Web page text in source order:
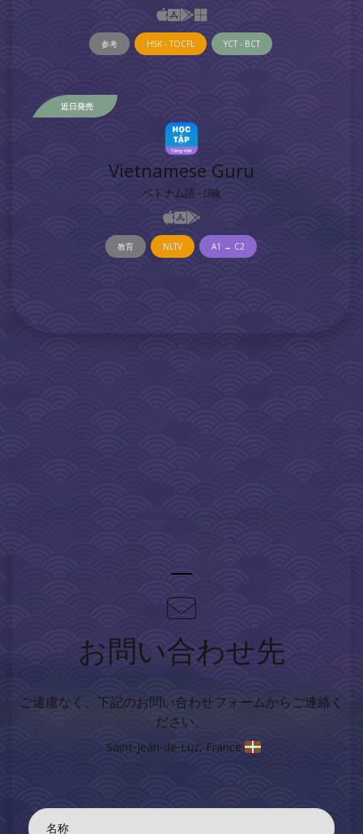
参考 HSK - TOCFL YCT - BCT
近日発売
Vietnamese Guru
ベトナム語 - 𡨸喃
教育 NLTV A1 → C2
お問い合わせ先
ご遠慮なく、下記のお問い合わせフォームからご連絡く
ださい。
Saint-Jean-de-Luz, France
名称